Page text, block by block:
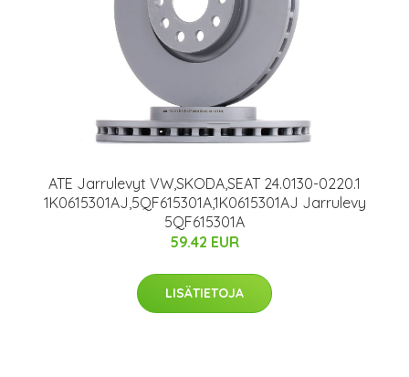
ATE Jarrulevyt VW,SKODA,SEAT 24.0130-0220.1
1K0615301AJ,5QF615301A,1K0615301AJ Jarrulevy
5QF615301A
59.42 EUR
LISÄTIETOJA